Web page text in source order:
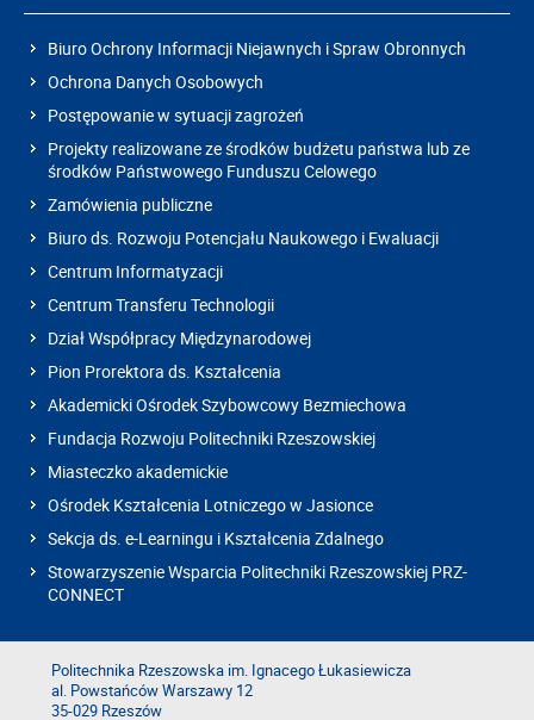
Biuro Ochrony Informacji Niejawnych i Spraw Obronnych
Ochrona Danych Osobowych
Postępowanie w sytuacji zagrożeń
Projekty realizowane ze środków budżetu państwa lub ze
środków Państwowego Funduszu Celowego
Zamówienia publiczne
Biuro ds. Rozwoju Potencjału Naukowego i Ewaluacji
Centrum Informatyzacji
Centrum Transferu Technologii
Dział Współpracy Międzynarodowej
Pion Prorektora ds. Kształcenia
Akademicki Ośrodek Szybowcowy Bezmiechowa
Fundacja Rozwoju Politechniki Rzeszowskiej
Miasteczko akademickie
Ośrodek Kształcenia Lotniczego w Jasionce
Sekcja ds. e-Learningu i Kształcenia Zdalnego
Stowarzyszenie Wsparcia Politechniki Rzeszowskiej PRZ-
CONNECT
Politechnika Rzeszowska im. Ignacego Łukasiewicza
al. Powstańców Warszawy 12
35-029 Rzeszów